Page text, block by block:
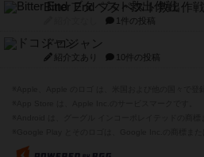
Bitter End ブタペスト救出作戦
1件の投稿
ドコジャン
紹介文あり 10件の投稿